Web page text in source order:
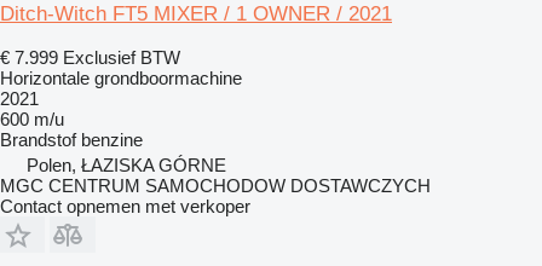
Ditch-Witch FT5 MIXER / 1 OWNER / 2021
€ 7.999 Exclusief BTW
Horizontale grondboormachine
2021
600 m/u
Brandstof benzine
Polen, ŁAZISKA GÓRNE
MGC CENTRUM SAMOCHODOW DOSTAWCZYCH
Contact opnemen met verkoper